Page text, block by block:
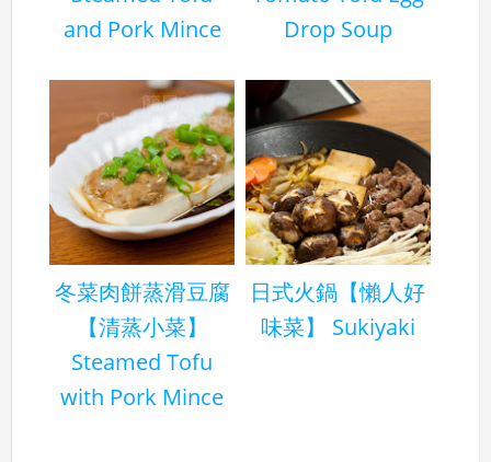
and Pork Mince
Drop Soup
冬菜肉餅蒸滑豆腐
【清蒸小菜】
Steamed Tofu
with Pork Mince
日式火鍋【懶人好
味菜】 Sukiyaki